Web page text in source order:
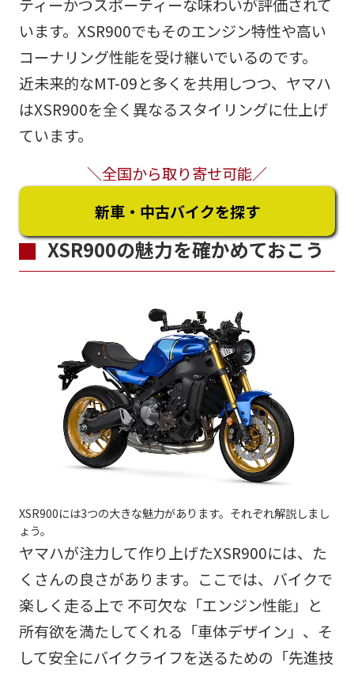
います。XSR900でもそのエンジン特性や高い
コーナリング性能を受け継いでいるのです。
近未来的なMT-09と多くを共用しつつ、ヤマハ
はXSR900を全く異なるスタイリングに仕上げ
ています。
＼全国から取り寄せ可能／
新車・中古バイクを探す
XSR900の魅力を確かめておこう
XSR900には3つの大きな魅力があります。それぞれ解説しまし
ょう。
ヤマハが注力して作り上げたXSR900には、た
くさんの良さがあります。ここでは、バイクで
楽しく走る上で 不可欠な「エンジン性能」と
所有欲を満たしてくれる「車体デザイン」、そ
して安全にバイクライフを送るための「先進技